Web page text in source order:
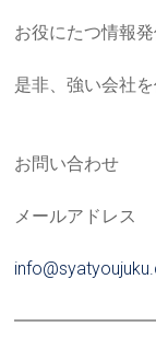
お役にたつ情報
是非、強い会社
お問い合わせ
メールアドレス